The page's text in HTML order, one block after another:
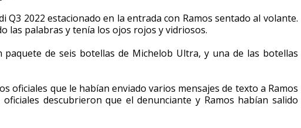
2022 estacionado en la entrada con Ramos sentado al volante.
las palabras y tenía los ojos rojos y vidriosos.
de seis botellas de Michelob Ultra, y una de las botellas
oficiales que le habían enviado varios mensajes de texto a Ramos
descubrieron que el denunciante y Ramos habían salido